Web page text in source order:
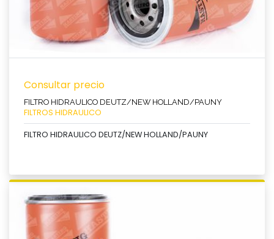
Consultar precio
FILTRO HIDRAULICO DEUTZ/NEW HOLLAND/PAUNY
FILTROS HIDRAULICO
FILTRO HIDRAULICO DEUTZ/NEW HOLLAND/PAUNY